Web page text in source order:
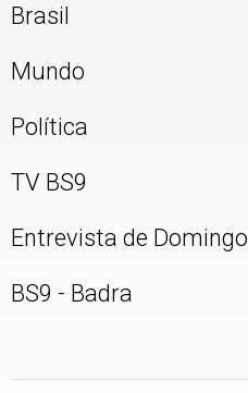
Brasil
Mundo
Política
TV BS9
Entrevista de Domingo
BS9 - Badra